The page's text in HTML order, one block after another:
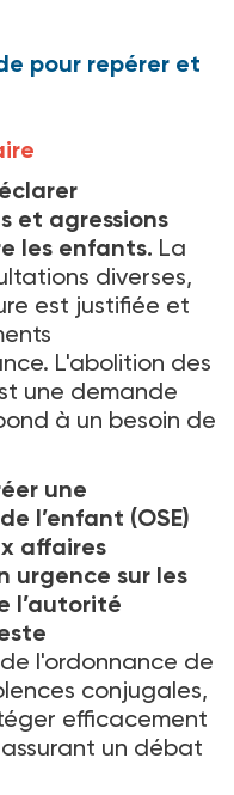
pour repérer et
et agressions
les enfants. La
diverses,
est justifiée et
L'abolition des
une demande
à un besoin de
une
l’enfant (OSE)
affaires
urgence sur les
l’autorité
l'ordonnance de
conjugales,
efficacement
un débat